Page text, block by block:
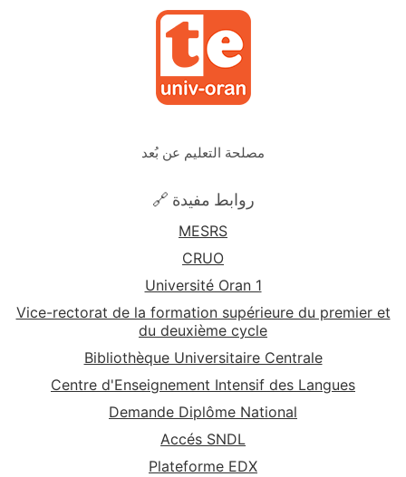
مصلحة التعليم عن بُعد
🔗 روابط مفيدة
MESRS
CRUO
Université Oran 1
Vice-rectorat de la formation supérieure du premier et
du deuxième cycle
Bibliothèque Universitaire Centrale
Centre d'Enseignement Intensif des Langues
Demande Diplôme National
Accés SNDL
Plateforme EDX